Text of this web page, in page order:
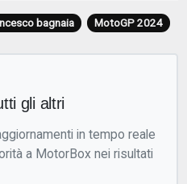
bagnaia MotoGP 2024
gli altri
in tempo reale
a MotorBox nei risultati